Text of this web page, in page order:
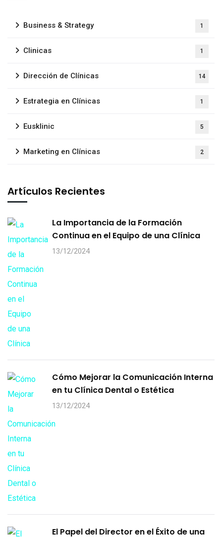
Business & Strategy 1
Clinicas 1
Dirección de Clínicas 14
Estrategia en Clínicas 1
Eusklinic 5
Marketing en Clínicas 2
Artículos Recientes
La Importancia de la Formación
Continua en el Equipo de una Clínica
13/12/2024
Cómo Mejorar la Comunicación Interna
en tu Clínica Dental o Estética
13/12/2024
El Papel del Director en el Éxito de una